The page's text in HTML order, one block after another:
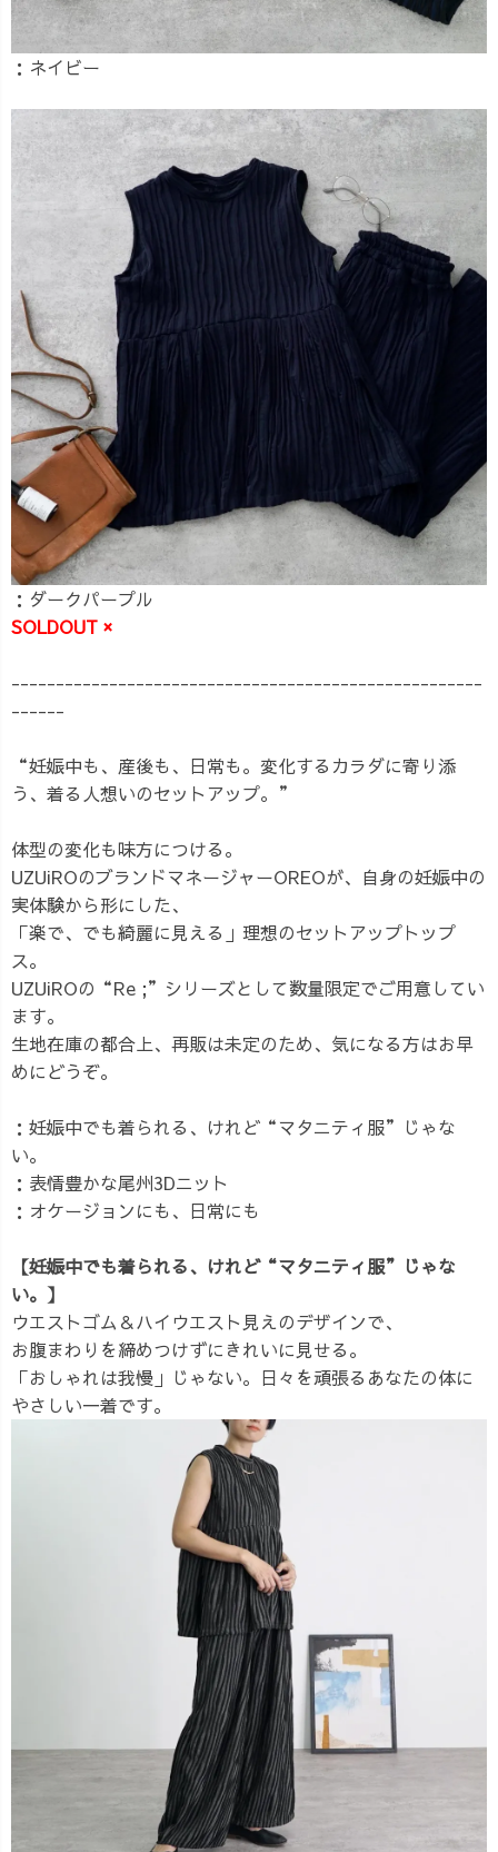
：ネイビー
：ダークパープル
SOLDOUT ×
-----------------------------------------------------
------
“妊娠中も、産後も、日常も。変化するカラダに寄り添
う、着る人想いのセットアップ。”
体型の変化も味方につける。
UZUiROのブランドマネージャーOREOが、自身の妊娠中の
実体験から形にした、
「楽で、でも綺麗に見える」理想のセットアップトップ
ス。
UZUiROの“Re ;”シリーズとして数量限定でご用意してい
ます。
生地在庫の都合上、再販は未定のため、気になる方はお早
めにどうぞ。
：妊娠中でも着られる、けれど“マタニティ服”じゃな
い。
：表情豊かな尾州3Dニット
：オケージョンにも、日常にも
【妊娠中でも着られる、けれど“マタニティ服”じゃな
い。】
ウエストゴム＆ハイウエスト見えのデザインで、
お腹まわりを締めつけずにきれいに見せる。
「おしゃれは我慢」じゃない。日々を頑張るあなたの体に
やさしい一着です。